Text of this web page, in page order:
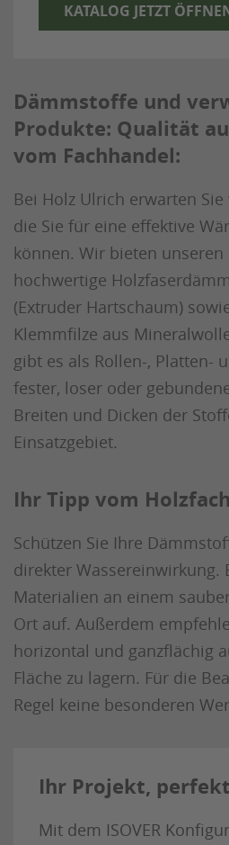
KATALOG JETZT
Dämmstoffe und
Produkte: Qualität
vom Fachhandel:
Bei Holz Ulrich erwarten
die Sie für eine effektive
können. Wir bieten unseren
hochwertige
(Extruder Hartschaum)
Klemmfilze aus
gibt es als Rollen-, Platten-
fester, loser oder
Breiten und Dicken der
Einsatzgebiet.
Ihr Tipp vom
Schützen Sie Ihre
direkter Wassereinwirkung.
Materialien an einem
Ort auf. Außerdem
horizontal und ganzflächig
Fläche zu lagern. Für die
Regel keine besonderen
Ihr Projekt,
Mit dem ISOVER